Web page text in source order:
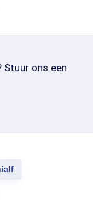
Stuur ons een